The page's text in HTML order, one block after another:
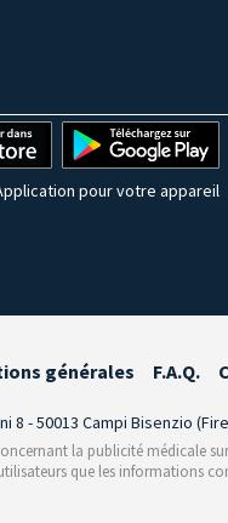
pour votre appareil
générales F.A.Q.
8 - 50013 Campi Bisenzio
la publicité médicale
que les informations